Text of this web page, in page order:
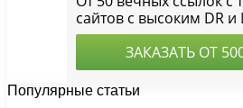
Популярные статьи